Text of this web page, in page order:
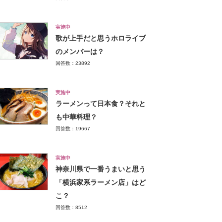
実施中
歌が上手だと思うホロライブ
のメンバーは？
回答数：23892
実施中
ラーメンって日本食？それと
も中華料理？
回答数：19667
実施中
神奈川県で一番うまいと思う
「横浜家系ラーメン店」はど
こ？
回答数：8512